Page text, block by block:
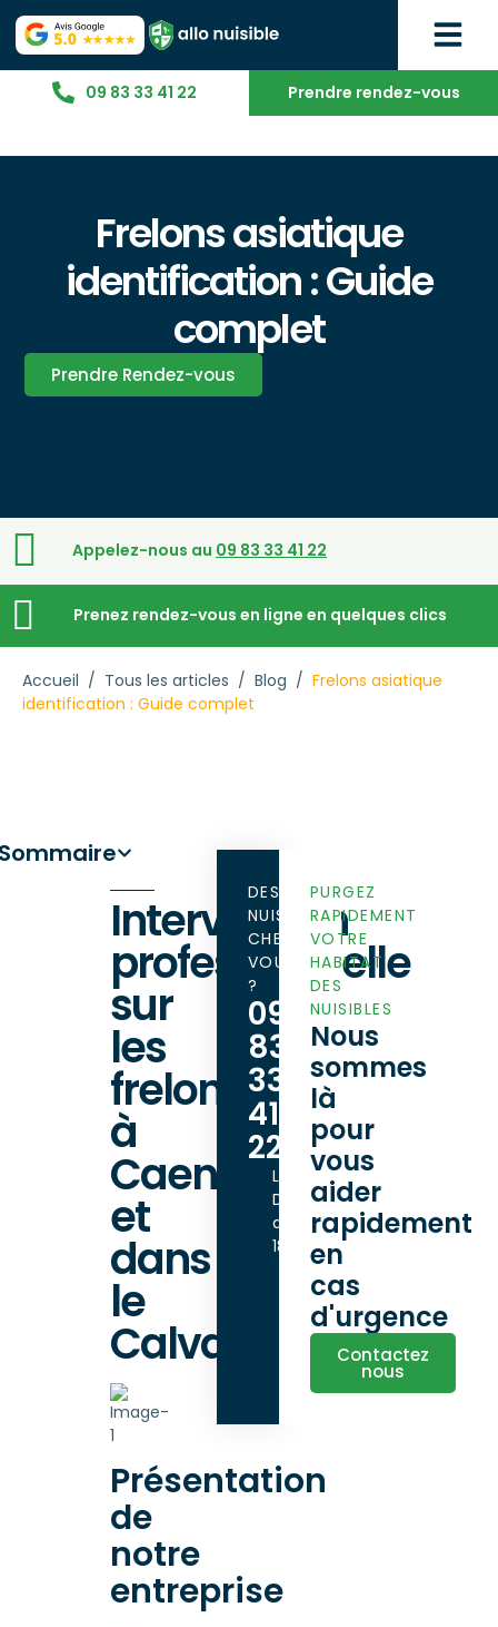
09 83 33 41 22 Prendre rendez-vous
Frelons asiatique
identification : Guide
complet
Prendre Rendez-vous
Appelez-nous au 09 83 33 41 22
Prenez rendez-vous en ligne en quelques clics
Accueil / Tous les articles / Blog / Frelons asiatique
identification : Guide complet
Intervention
professionnelle
sur
les
frelons
à
Caen
et
dans
le
Calvados
Présentation
de
notre
entreprise
DES
NUISIBLES
CHEZ
VOUS
?
09
83
33
41
22
Lundi -
Dimanche
de 9h00 à
18h00
PURGEZ
RAPIDEMENT
VOTRE
HABITAT
DES
NUISIBLES
Nous
sommes
là
pour
vous
aider
rapidement
en
cas
d'urgence
Contactez
nous